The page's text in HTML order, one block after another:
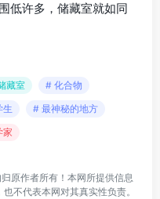
低许多，储藏室就如同
藏室
# 化合物
生
# 最神秘的地方
家
原作者所有！本网所提供信息
不代表本网对其真实性负责。